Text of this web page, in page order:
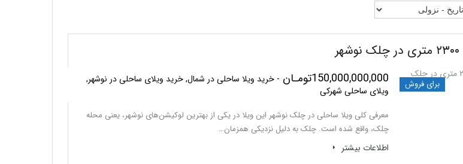
برای فروش 150,000,000,000تومـان
- خرید ویلا ساحلی در شمال, خرید ویلای ساحلی در نوشهر,
ویلای ساحلی شهرکی
معرفی کلی ویلا ساحلی در چلک نوشهر این ویلا در یکی از بهترین لوکیشن‌های نوشهر، یعنی محله
چلک، واقع شده است. چلک به دلیل نزدیکی همزمان…
اطلاعات بيشتر